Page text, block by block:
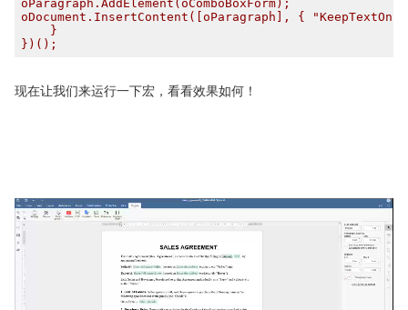
现在让我们来运行一下宏，看看效果如何！